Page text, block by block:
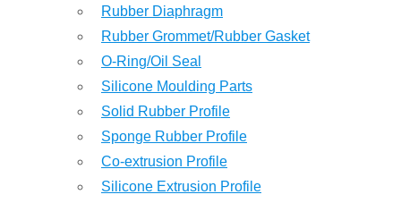
Rubber Diaphragm
Rubber Grommet/Rubber Gasket
O-Ring/Oil Seal
Silicone Moulding Parts
Solid Rubber Profile
Sponge Rubber Profile
Co-extrusion Profile
Silicone Extrusion Profile